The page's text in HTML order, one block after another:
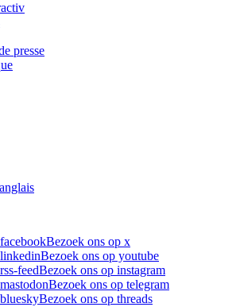
presse
Bezoek ons op x
Bezoek ons op youtube
feedBezoek ons op instagram
Bezoek ons op telegram
Bezoek ons op threads